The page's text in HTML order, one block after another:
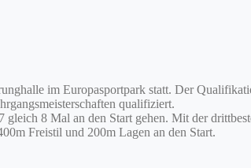
im Europasportpark statt. Der
qualifiziert.
8 Mal an den Start gehen. Mit der
Freistil und 200m Lagen an den Start.